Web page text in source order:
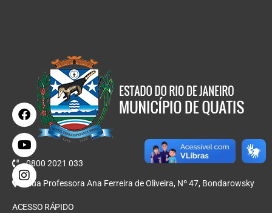
0800 2021 033
Rua Professora Ana Ferreira de Oliveira, Nº 47, Bondarowsky
ACESSO RÁPIDO